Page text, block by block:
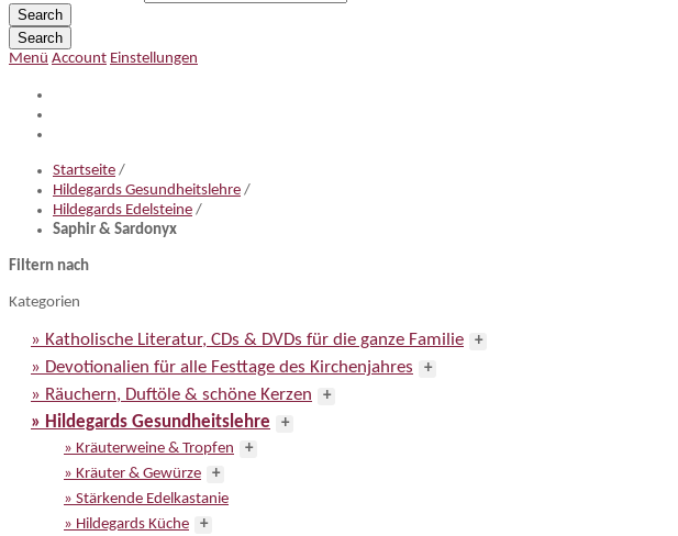
Search
Search
Menü Account Einstellungen
Startseite /
Hildegards Gesundheitslehre /
Hildegards Edelsteine /
Saphir & Sardonyx
Filtern nach
Kategorien
» Katholische Literatur, CDs & DVDs für die ganze Familie +
» Devotionalien für alle Festtage des Kirchenjahres +
» Räuchern, Duftöle & schöne Kerzen +
» Hildegards Gesundheitslehre
+
» Kräuterweine & Tropfen
+
» Kräuter & Gewürze
+
» Stärkende Edelkastanie
» Hildegards Küche
+